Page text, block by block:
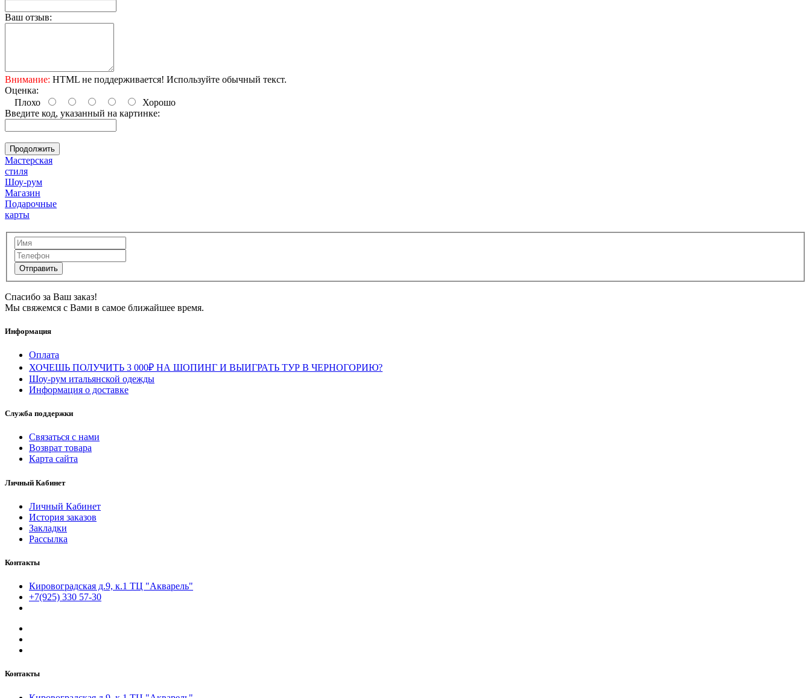
Ваш отзыв:
Внимание: HTML не поддерживается! Используйте обычный текст.
Оценка:
Плохо
Хорошо
Введите код, указанный на картинке:
Продолжить
Мастерская
стиля
Шоу-рум
Магазин
Подарочные
карты
Спасибо за Ваш заказ!
Мы свяжемся с Вами в самое ближайшее время.
Информация
Оплата
ХОЧЕШЬ ПОЛУЧИТЬ 3 000₽ НА ШОПИНГ И ВЫИГРАТЬ ТУР В ЧЕРНОГОРИЮ?
Шоу-рум итальянской одежды
Информация о доставке
Служба поддержки
Связаться с нами
Возврат товара
Карта сайта
Личный Кабинет
Личный Кабинет
История заказов
Закладки
Рассылка
Контакты
Кировоградская д.9, к.1 ТЦ "Акварель"
+7(925) 330 57-30
Контакты